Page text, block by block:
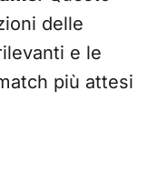
delle
e le
più attesi